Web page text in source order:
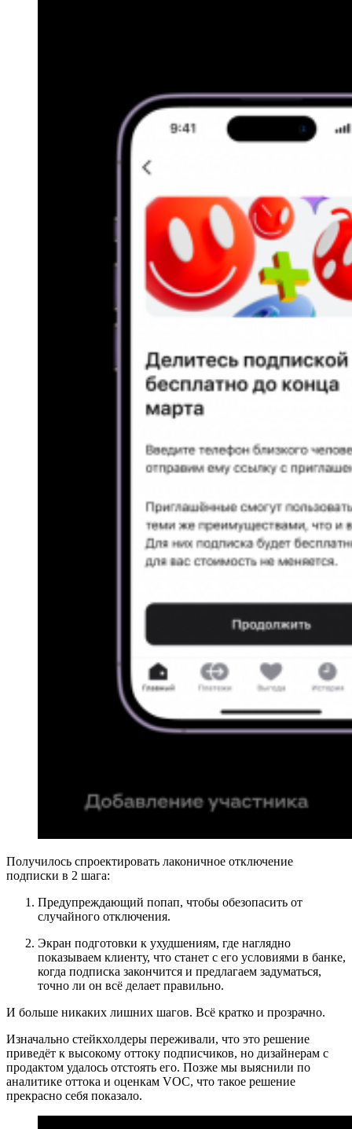
Получилось спроектировать лаконичное отключение
подписки в 2 шага:
Предупреждающий попап, чтобы обезопасить от
случайного отключения.
Экран подготовки к ухудшениям, где наглядно
показываем клиенту, что станет с его условиями в банке,
когда подписка закончится и предлагаем задуматься,
точно ли он всё делает правильно.
И больше никаких лишних шагов. Всё кратко и прозрачно.
Изначально стейкхолдеры переживали, что это решение
приведёт к высокому оттоку подписчиков, но дизайнерам с
продактом удалось отстоять его. Позже мы выяснили по
аналитике оттока и оценкам VOC, что такое решение
прекрасно себя показало.